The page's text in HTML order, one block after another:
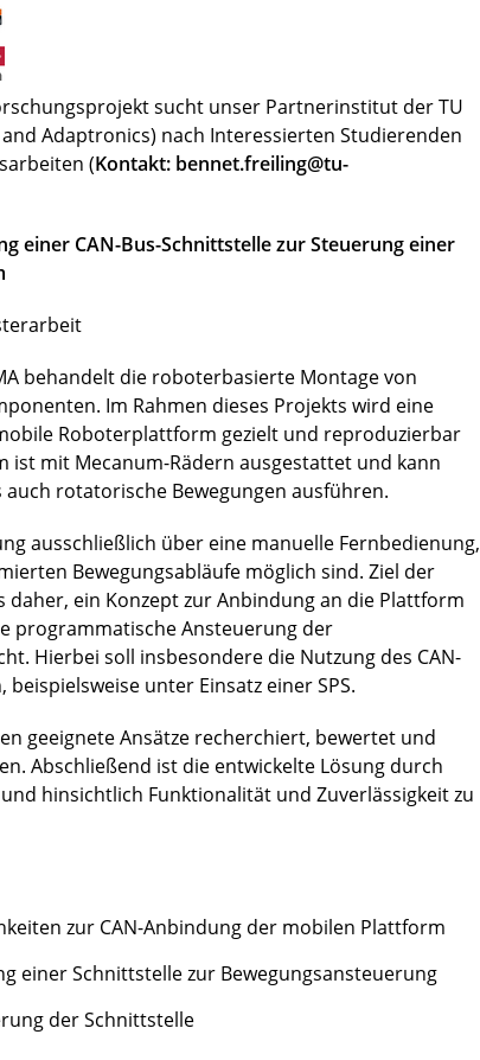
sucht unser Partnerinstitut der TU
Adaptronics) nach Interessierten Studierenden
(Kontakt: bennet.freiling@tu-
einer CAN-Bus-Schnittstelle zur Steuerung einer
behandelt die roboterbasierte Montage von
Im Rahmen dieses Projekts wird eine
Roboterplattform gezielt und reproduzierbar
ist mit Mecanum-Rädern ausgestattet und kann
rotatorische Bewegungen ausführen.
ausschließlich über eine manuelle Fernbedienung,
Bewegungsabläufe möglich sind. Ziel der
ein Konzept zur Anbindung an die Plattform
programmatische Ansteuerung der
Hierbei soll insbesondere die Nutzung des CAN-
unter Einsatz einer SPS.
geeignete Ansätze recherchiert, bewertet und
Abschließend ist die entwickelte Lösung durch
hinsichtlich Funktionalität und Zuverlässigkeit zu
zur CAN-Anbindung der mobilen Plattform
einer Schnittstelle zur Bewegungsansteuerung
der Schnittstelle